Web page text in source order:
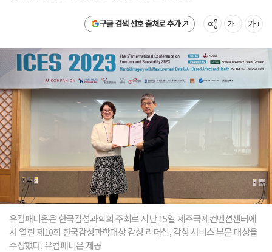
구글 검색 선호 출처로 추가
유컴패니온은 한국감성과학회 주최로 지난 15일 제주국제컨벤션센터에
서 열린 제10회 한국감성과학대상 감성 리더십, 감성 서비스 부문 대상을
수상했다. 유컴패니온 제공